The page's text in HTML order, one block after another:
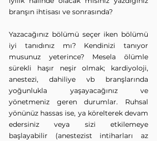
branşın ihtisası ve sonrasında?
Yazacağınız bölümü seçer iken bölümü
iyi tanıdınız mı? Kendinizi tanıyor
musunuz yeterince? Mesela ölümle
sürekli haşır neşir olmak; kardiyoloji,
anestezi, dahiliye vb branşlarında
yoğunlukla yaşayacağınız ve
yönetmeniz geren durumlar. Ruhsal
yönünüz hassas ise, ya körelterek devam
edersiniz veya sizi etkilemeye
başlayabilir (anestezist intiharları az